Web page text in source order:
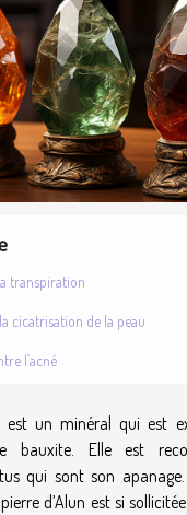
transpiration
cicatrisation de la peau
l’acné
est un minéral qui est
bauxite. Elle est
qui sont son apanage.
d’Alun est si